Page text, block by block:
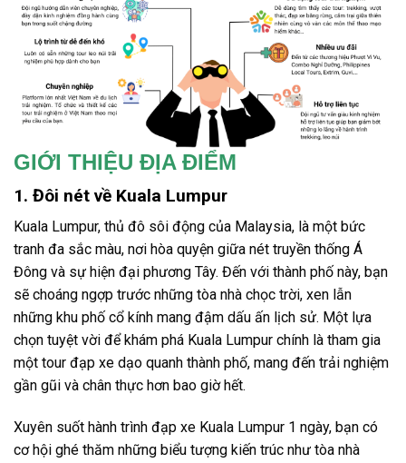
GIỚI THIỆU ĐỊA ĐIỂM
1. Đôi nét về Kuala Lumpur
Kuala Lumpur, thủ đô sôi động của Malaysia, là một bức
tranh đa sắc màu, nơi hòa quyện giữa nét truyền thống Á
Đông và sự hiện đại phương Tây. Đến với thành phố này, bạn
sẽ choáng ngợp trước những tòa nhà chọc trời, xen lẫn
những khu phố cổ kính mang đậm dấu ấn lịch sử. Một lựa
chọn tuyệt vời để khám phá Kuala Lumpur chính là tham gia
một tour đạp xe dạo quanh thành phố, mang đến trải nghiệm
gần gũi và chân thực hơn bao giờ hết.
Xuyên suốt hành trình đạp xe Kuala Lumpur 1 ngày, bạn có
cơ hội ghé thăm những biểu tượng kiến trúc như tòa nhà